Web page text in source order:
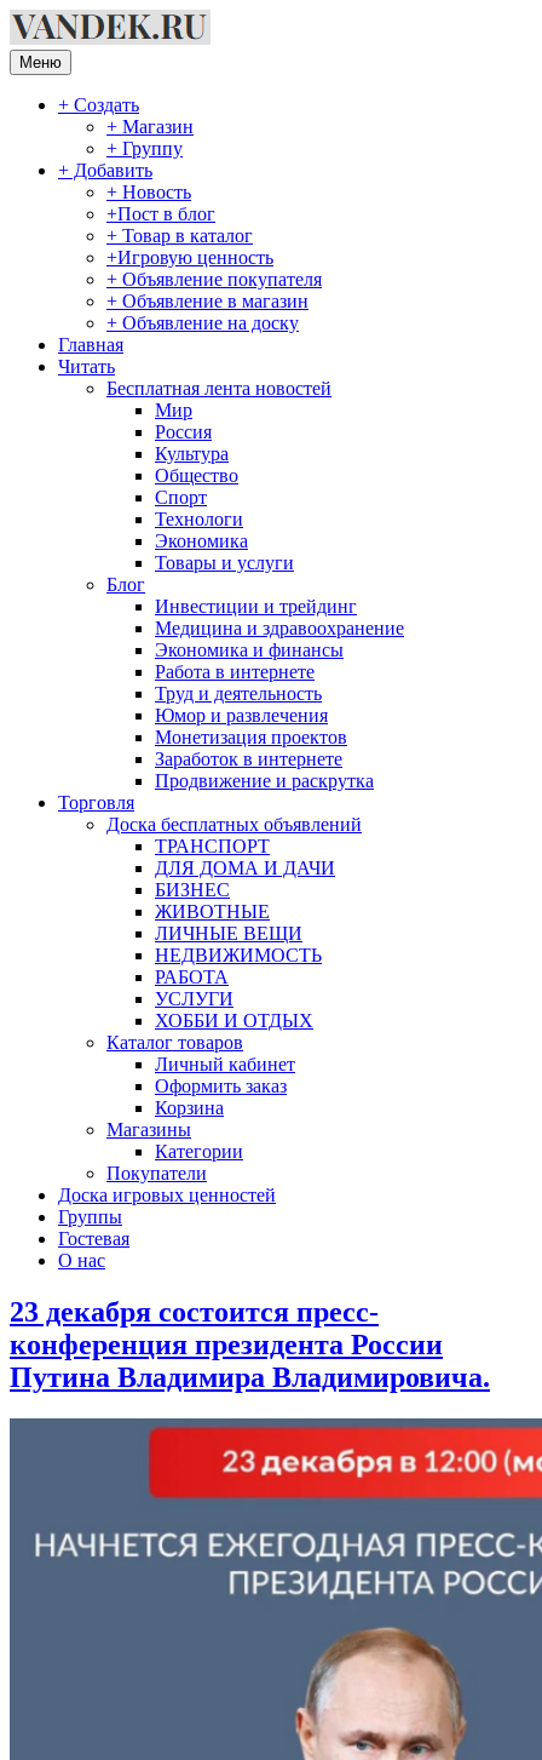
Перейти
к
содержимому
Меню
+ Создать
+ Магазин
+ Группу
+ Добавить
+ Новость
+Пост в блог
+ Товар в каталог
+Игровую ценность
+ Объявление покупателя
+ Объявление в магазин
+ Объявление на доску
Главная
Читать
Бесплатная лента новостей
Мир
Россия
Культура
Общество
Спорт
Технологи
Экономика
Товары и услуги
Блог
Инвестиции и трейдинг
Медицина и здравоохранение
Экономика и финансы
Работа в интернете
Труд и деятельность
Юмор и развлечения
Монетизация проектов
Заработок в интернете
Продвижение и раскрутка
Торговля
Доска бесплатных объявлений
ТРАНСПОРТ
ДЛЯ ДОМА И ДАЧИ
БИЗНЕС
ЖИВОТНЫЕ
ЛИЧНЫЕ ВЕЩИ
НЕДВИЖИМОСТЬ
РАБОТА
УСЛУГИ
ХОББИ И ОТДЫХ
Каталог товаров
Личный кабинет
Оформить заказ
Корзина
Магазины
Категории
Покупатели
Доска игровых ценностей
Группы
Гостевая
О нас
23 декабря состоится пресс-
конференция президента России
Путина Владимира Владимировича.